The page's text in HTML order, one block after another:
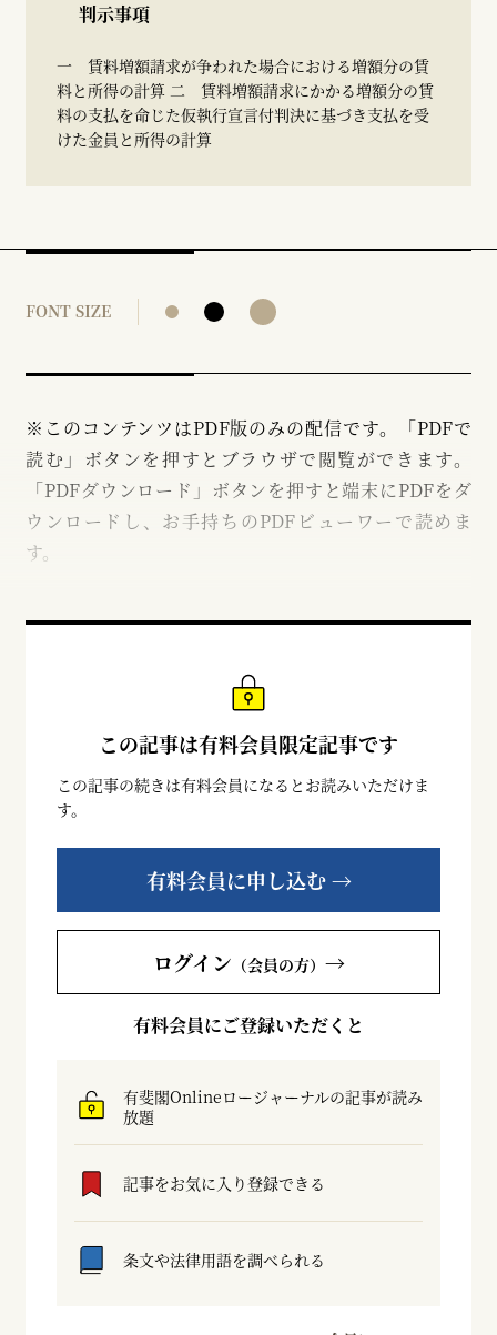
判示事項
一 賃料増額請求が争われた場合における増額分の賃
料と所得の計算 二 賃料増額請求にかかる増額分の賃
料の支払を命じた仮執行宣言付判決に基づき支払を受
けた金員と所得の計算
FONT SIZE
※このコンテンツはPDF版のみの配信です。「PDFで
読む」ボタンを押すとブラウザで閲覧ができます。
「PDFダウンロード」ボタンを押すと端末にPDFをダ
ウンロードし、お手持ちのPDFビューワーで読めま
す。
この記事は有料会員限定記事です
この記事の続きは有料会員になるとお読みいただけま
す。
有料会員に申し込む →
ログイン （会員の方） →
有料会員にご登録いただくと
有斐閣Onlineロージャーナルの記事が読み
放題
記事をお気に入り登録できる
条文や法律用語を調べられる